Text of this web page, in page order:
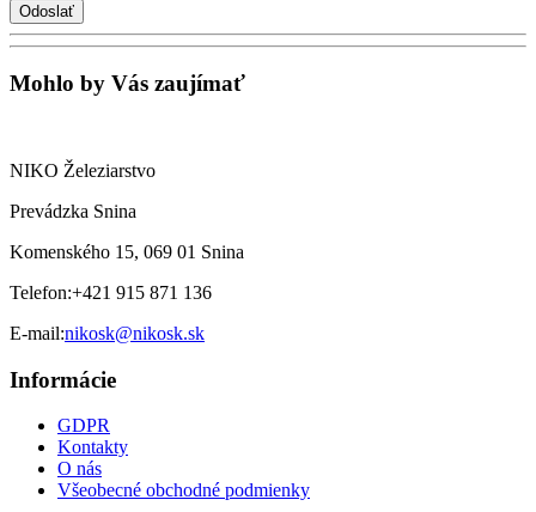
Mohlo by Vás zaujímať
NIKO Železiarstvo
Prevádzka Snina
Komenského 15, 069 01 Snina
Telefon:+421 915 871 136
E-mail:nikosk@nikosk.sk
Informácie
GDPR
Kontakty
O nás
Všeobecné obchodné podmienky